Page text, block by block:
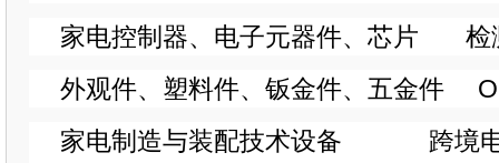
家电控制器、电子元器件、芯片
检
外观件、塑料件、钣金件、五金件
家电制造与装配技术设备
跨境